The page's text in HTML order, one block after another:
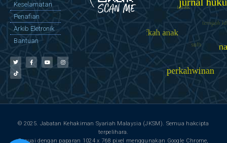
Keselamatan
Penafian
Arkib Eletronik
Bantuan
© 2025. Jabatan Kehakiman Syariah Malaysia (JKSM). Semua hakcipta
terpelihara.
Sesuai dengan paparan 1024 x 768 pixel menggunakan Google Chrome,